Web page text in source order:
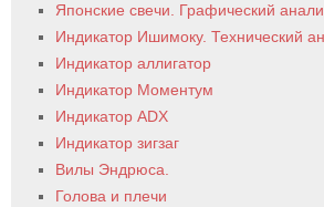
Японские свечи. Графический
Индикатор Ишимоку. Технический
Индикатор аллигатор
Индикатор Моментум
Индикатор ADX
Индикатор зигзаг
Вилы Эндрюса.
Голова и плечи